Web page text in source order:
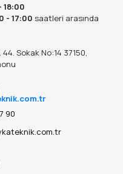
18:00
- 17:00 saatleri arasında
Sokak No:14 37150,
90